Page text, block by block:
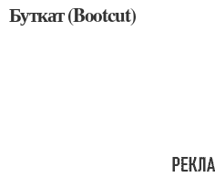
Буткат (Bootcut)